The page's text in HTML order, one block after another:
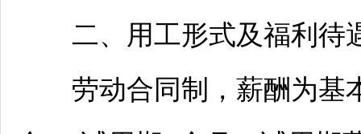
二、用工形式及福利待
劳动合同制，薪酬为基